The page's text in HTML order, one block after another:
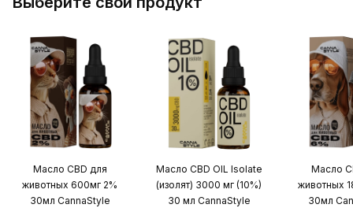
Масло CBD для
животных 600мг 2%
30мл CannaStyle
Масло CBD OIL Isolate
(изолят) 3000 мг (10%)
30 мл CannaStyle
Масло
животных
30мл